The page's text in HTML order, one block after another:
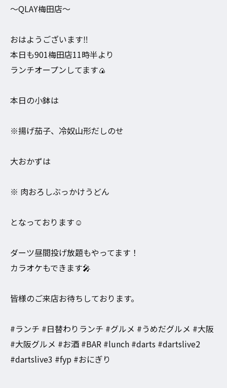
〜QLAY梅田店〜
おはようございます‼︎
本日も901梅田店11時半より
ランチオープンしてます🍙
本日の小鉢は
※揚げ茄子、冷奴山形だしのせ
大おかずは
※ 肉おろしぶっかけうどん
となっております☺️
ダーツ昼間投げ放題もやってます！
カラオケもできます🎤
皆様のご来店お待ちしております。
#ランチ #日替わりランチ #グルメ #うめだグルメ #大阪
#大阪グルメ #お酒 #BAR #lunch #darts #dartslive2
#dartslive3 #fyp #おにぎり